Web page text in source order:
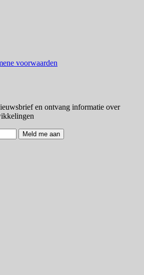
voorwaarden
en ontvang informatie over
Meld me aan